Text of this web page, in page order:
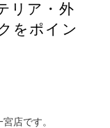
リア・外
をポイン
店です。